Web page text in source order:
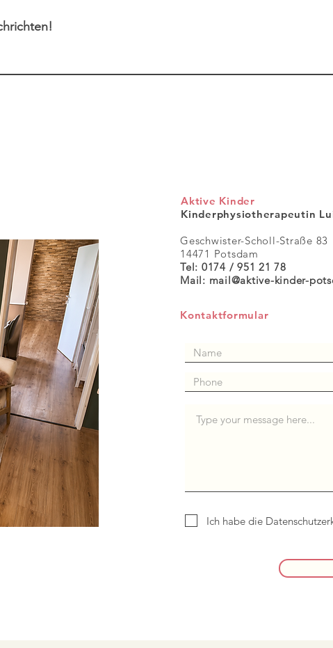
Aktive Kinder
Kinderphysiotherapeutin
Geschwister-Scholl-Straße 83
14471 Potsdam
Tel: 0174 / 951 21 78
Mail: mail@aktive-kinder-
Kontaktformular
Ich habe die